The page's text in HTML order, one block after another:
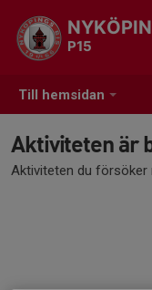
Till hemsidan
P15
Aktiviteten är
Aktiviteten du försöker